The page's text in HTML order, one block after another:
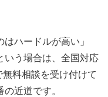
ハードルが高い」
いう場合は、全国対応
料相談を受け付けて
近道です。